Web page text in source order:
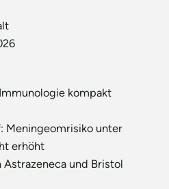
kompakt
Meningeomrisiko unter
erhöht
Astrazeneca und Bristol